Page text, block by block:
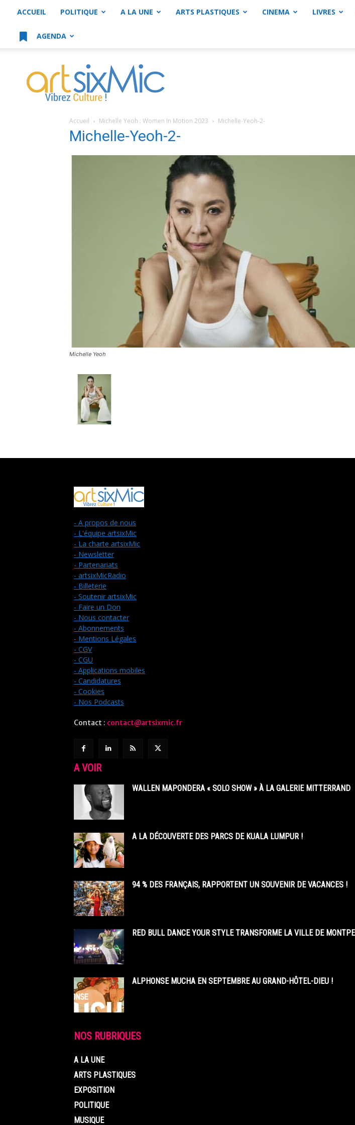
ACCUEIL POLITIQUE A LA UNE ARTS PLASTIQUES CINEMA LIVRES
AGENDA
artsixMic
Accueil Michelle Yeoh : Women In Motion 2023 Michelle-Yeoh-2-
Michelle-Yeoh-2-
Michelle Yeoh
- A propos de nous
- L'équipe artsixMic
- La charte artsixMic
- Newsletter
- Partenariats
- artsixMicRadio
- Billeterie
- Soutenir artsixMic
- Faire un Don
- Nous contacter
- Abonnements
- Mentions Légales
- CGV
- CGU
- Applications mobiles
- Candidatures
- Cookies
- Nos Podcasts
Contact : contact@artsixmic.fr
A VOIR
WALLEN MAPONDERA « SOLO SHOW » À LA GALERIE MITTERRAND
A LA DÉCOUVERTE DES PARCS DE KUALA LUMPUR !
94 % DES FRANÇAIS, RAPPORTENT UN SOUVENIR DE VACANCES !
RED BULL DANCE YOUR STYLE TRANSFORME LA VILLE DE
ALPHONSE MUCHA EN SEPTEMBRE AU GRAND-HÔTEL-DIEU !
NOS RUBRIQUES
A LA UNE
ARTS PLASTIQUES
EXPOSITION
POLITIQUE
MUSIQUE